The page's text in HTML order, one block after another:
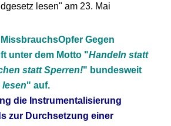
lesen" am 23. Mai
MissbrauchsOpfer Gegen
unter dem Motto "Handeln statt
statt Sperren!" bundesweit
lesen" auf.
die Instrumentalisierung
zur Durchsetzung einer